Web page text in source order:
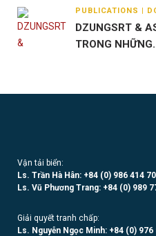
PUBLICATIONS |
DZUNGSRT &
TRONG
Vận tải biển:
Ls. Trần Hà Hân: +84 (0) 986 414
Ls. Vũ Phương Trang: +84 (0) 989
Giải quyết tranh chấp:
Ls. Nguyễn Ngọc Minh: +84 (0) 976